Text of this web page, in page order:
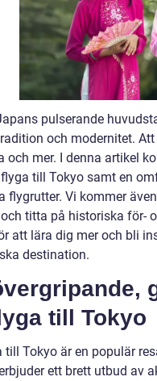
pulserande
och modernitet.
och mer. I denna artikel
till Tokyo samt en
flygrutter. Vi kommer
titta på historiska för-
att lära dig mer och bli
destination.
till Tokyo
till Tokyo är en populär
ett brett utbud av